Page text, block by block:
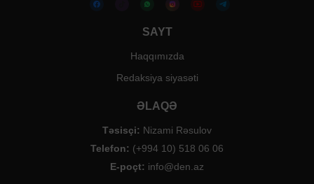
SAYT
Haqqımızda
Redaksiya siyasəti
ƏLAQƏ
Təsisçi: Nizami Rəsulov
Telefon: (+994 10) 518 06 06
E-poçt: info@den.az